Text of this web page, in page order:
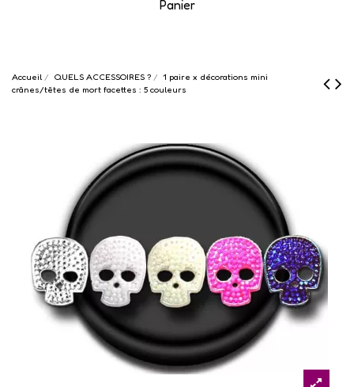
Panier
Accueil QUELS ACCESSOIRES ?
1 paire x ​décorations mini
crânes/têtes de mort facettes : 5 couleurs